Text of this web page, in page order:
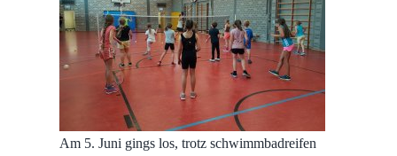
Am 5. Juni gings los, trotz schwimmbadreifen